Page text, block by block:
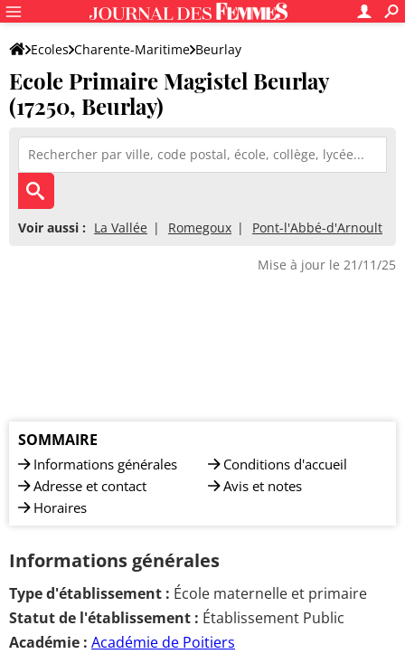
Ecoles Charente-Maritime Beurlay
Ecole Primaire Magistel Beurlay
Ecole Primaire Magistel Beurlay
(17250, Beurlay)
Voir aussi : La Vallée Romegoux Pont-l'Abbé-d'Arnoult
Mise à jour le 21/11/25
SOMMAIRE
Informations générales
Adresse et contact
Horaires
Conditions d'accueil
Avis et notes
Informations générales
Type d'établissement : École maternelle et primaire
Statut de l'établissement : Établissement Public
Académie : Académie de Poitiers